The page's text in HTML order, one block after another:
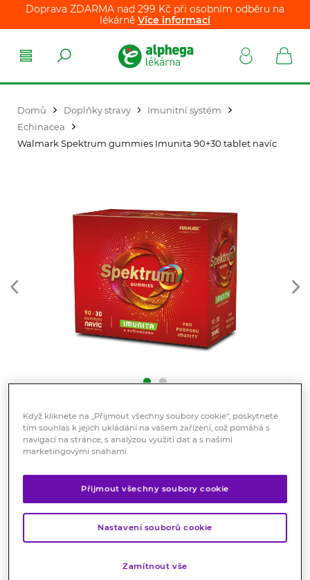
Doprava ZDARMA nad 299 Kč při osobním odběru na
lékárně Více informací
Domů Doplňky stravy
Imunitní systém
Echinacea
Walmark Spektrum gummies Imunita 90+30 tablet navíc
Walmark Spektrum gummies
Imunita 90+30 tablet navíc
Doplněk stravy
Multivitamin s minerály v želatinové formě pro dospělé.
Ovocné příchutě a 100% DDD* ve 2 gummies.
Obohaceno o extrakt z echinacey pro podporu imunity.
Bez zapíjení.
Když kliknete na „Přijmout všechny soubory cookie“, poskytnete
tím souhlas k jejich ukládání na vašem zařízení, což pomáhá s
navigací na stránce, s analýzou využití dat a s našimi
marketingovými snahami.
Přijmout všechny soubory cookie
Nastavení souborů cookie
Zamítnout vše